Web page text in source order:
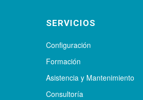
SERVICIOS
Configuración
Formación
Asistencia y Mantenimiento
Consultoría